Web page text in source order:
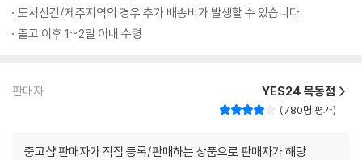
도서산간/제주지역의 경우 추가 배송비가 발생할 수 있습니다.
출고 이후 1~2일 이내 수령
판매자 YES24 목동점
780명 평가
중고샵 판매자가 직접 등록/판매하는 상품으로 판매자가 해당